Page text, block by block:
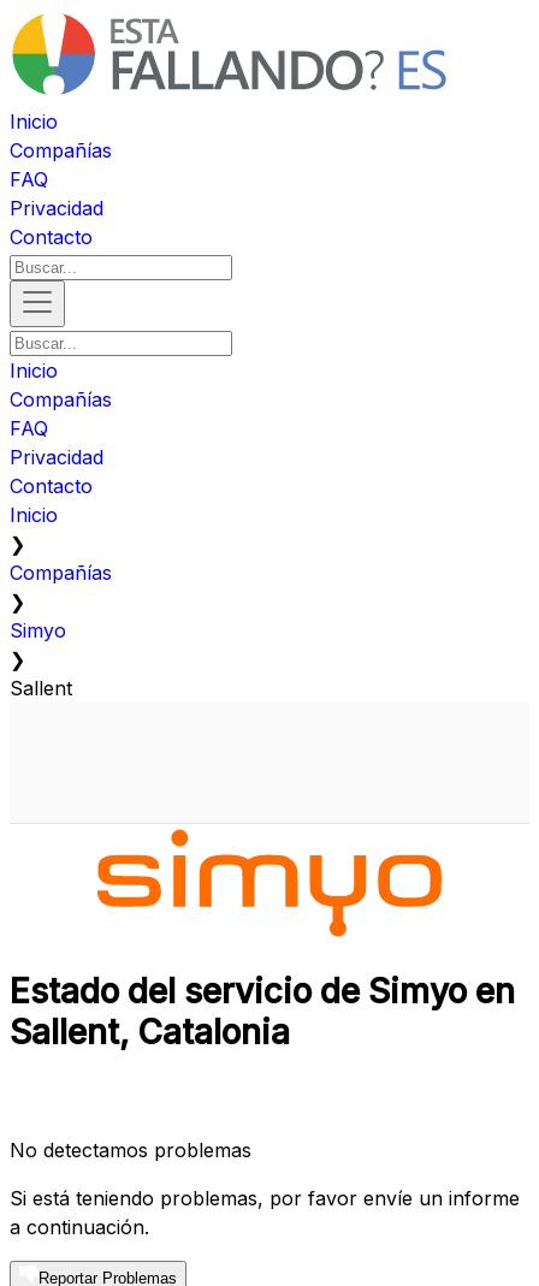
Inicio
Compañías
FAQ
Privacidad
Contacto
Inicio
Compañías
FAQ
Privacidad
Contacto
Inicio
❯
Compañías
❯
Simyo
❯
Sallent
Estado del servicio de Simyo en
Sallent, Catalonia
No detectamos problemas
Si está teniendo problemas, por favor envíe un informe
a continuación.
Reportar Problemas